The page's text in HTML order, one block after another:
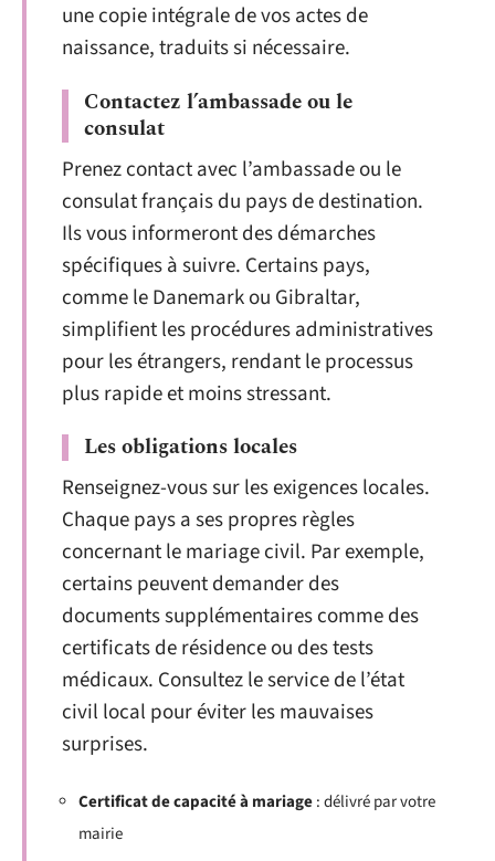
une copie intégrale de vos actes de
naissance, traduits si nécessaire.
Contactez l’ambassade ou le
consulat
Prenez contact avec l’ambassade ou le
consulat français du pays de destination.
Ils vous informeront des démarches
spécifiques à suivre. Certains pays,
comme le Danemark ou Gibraltar,
simplifient les procédures administratives
pour les étrangers, rendant le processus
plus rapide et moins stressant.
Les obligations locales
Renseignez-vous sur les exigences locales.
Chaque pays a ses propres règles
concernant le mariage civil. Par exemple,
certains peuvent demander des
documents supplémentaires comme des
certificats de résidence ou des tests
médicaux. Consultez le service de l’état
civil local pour éviter les mauvaises
surprises.
Certificat de capacité à mariage: délivré par votre
mairie